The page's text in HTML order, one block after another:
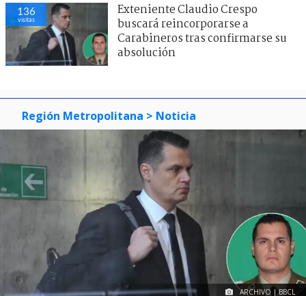
136
visitas
Exteniente Claudio Crespo
buscará reincorporarse a
Carabineros tras confirmarse su
absolución
Región Metropolitana > Noticia
ARCHIVO | BBCL